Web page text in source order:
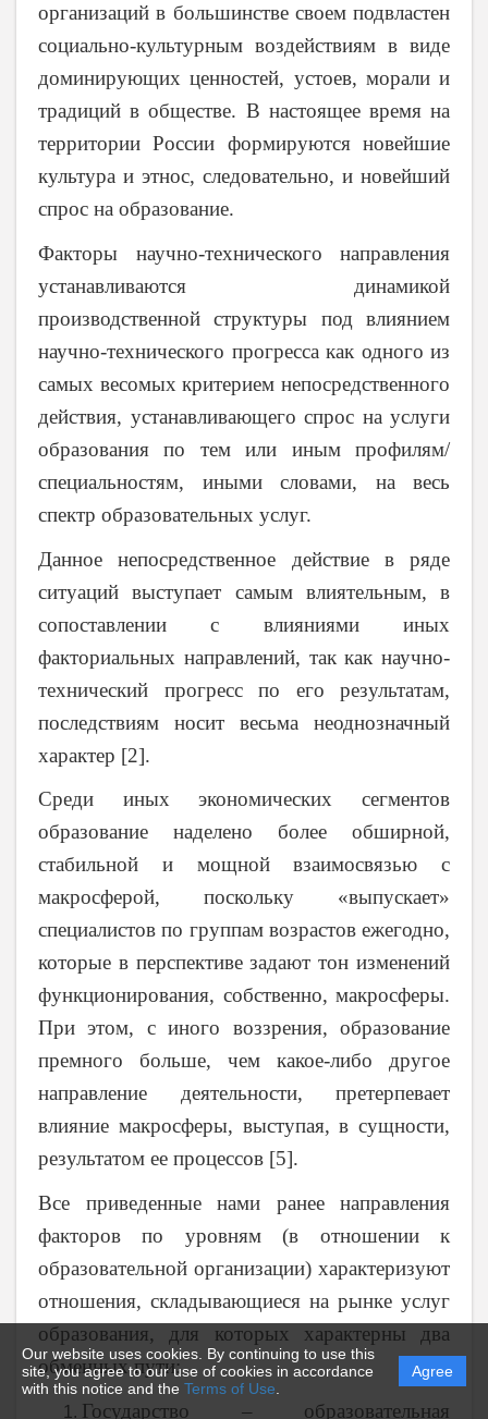
Our website uses cookies. By continuing to use this
site, you agree to our use of cookies in accordance
with this notice and the Terms of Use
Agree
организаций в большинстве своем подвластен
социально-культурным воздействиям в виде
доминирующих ценностей, устоев, морали и
традиций в обществе. В настоящее время на
территории России формируются новейшие
культура и этнос, следовательно, и новейший
спрос на образование.
Факторы научно-технического направления
устанавливаются динамикой
производственной структуры под влиянием
научно-технического прогресса как одного из
самых весомых критерием непосредственного
действия, устанавливающего спрос на услуги
образования по тем или иным профилям/
специальностям, иными словами, на весь
спектр образовательных услуг.
Данное непосредственное действие в ряде
ситуаций выступает самым влиятельным, в
сопоставлении с влияниями иных
факториальных направлений, так как научно-
технический прогресс по его результатам,
последствиям носит весьма неоднозначный
характер [2].
Среди иных экономических сегментов
образование наделено более обширной,
стабильной и мощной взаимосвязью с
макросферой, поскольку «выпускает»
специалистов по группам возрастов ежегодно,
которые в перспективе задают тон изменений
функционирования, собственно, макросферы.
При этом, с иного воззрения, образование
премного больше, чем какое-либо другое
направление деятельности, претерпевает
влияние макросферы, выступая, в сущности,
результатом ее процессов [5].
Все приведенные нами ранее направления
факторов по уровням (в отношении к
образовательной организации) характеризуют
отношения, складывающиеся на рынке услуг
образования, для которых характерны два
обменных пути:
Государство – образовательная